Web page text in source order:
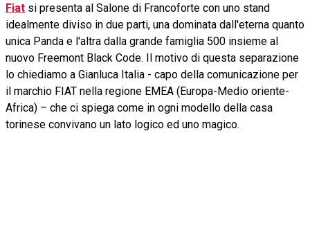
Fiat si presenta al Salone di Francoforte con uno stand
idealmente diviso in due parti, una dominata dall'eterna quanto
unica Panda e l'altra dalla grande famiglia 500 insieme al
nuovo Freemont Black Code. Il motivo di questa separazione
lo chiediamo a Gianluca Italia - capo della comunicazione per
il marchio FIAT nella regione EMEA (Europa-Medio oriente-
Africa) – che ci spiega come in ogni modello della casa
torinese convivano un lato logico ed uno magico.